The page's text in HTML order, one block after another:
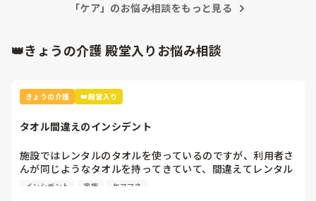
「ケア」のお悩み相談をもっと見る
👑きょうの介護 殿堂入りお悩み相談
きょうの介護 👑殿堂入り
タオル間違えのインシデント
施設ではレンタルのタオルを使っているのですが、利用者さ
んが同じようなタオルを持ってきていて、間違えてレンタル
業者に出してしまいました。
インシデント 家族 ケアマネ